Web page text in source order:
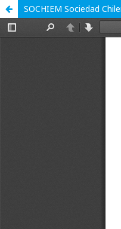
SOCHIEM Sociedad